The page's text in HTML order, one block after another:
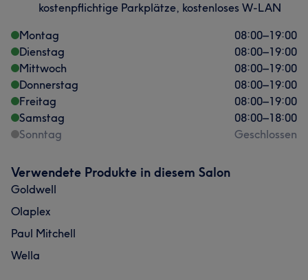
kostenpflichtige Parkplätze, kostenloses W-LAN
Montag
08:00–19:00
Dienstag
08:00–19:00
Mittwoch
08:00–19:00
Donnerstag
08:00–19:00
Freitag
08:00–19:00
Samstag
08:00–18:00
Sonntag
Geschlossen
Verwendete Produkte in diesem Salon
Goldwell
Olaplex
Paul Mitchell
Wella